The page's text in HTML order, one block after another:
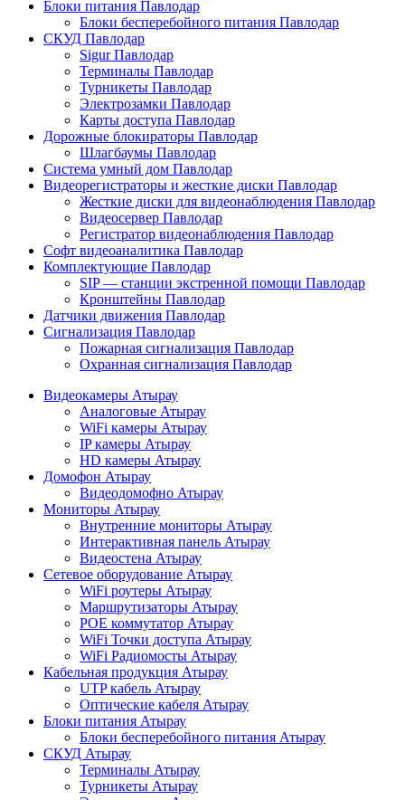
Блоки питания Павлодар
Блоки бесперебойного питания Павлодар
СКУД Павлодар
Sigur Павлодар
Терминалы Павлодар
Турникеты Павлодар
Электрозамки Павлодар
Карты доступа Павлодар
Дорожные блокираторы Павлодар
Шлагбаумы Павлодар
Система умный дом Павлодар
Видеорегистраторы и жесткие диски Павлодар
Жесткие диски для видеонаблюдения Павлодар
Видеосервер Павлодар
Регистратор видеонаблюдения Павлодар
Софт видеоаналитика Павлодар
Комплектующие Павлодар
SIP — станции экстренной помощи Павлодар
Кронштейны Павлодар
Датчики движения Павлодар
Сигнализация Павлодар
Пожарная сигнализация Павлодар
Охранная сигнализация Павлодар
Видеокамеры Атырау
Аналоговые Атырау
WiFi камеры Атырау
IP камеры Атырау
HD камеры Атырау
Домофон Атырау
Видеодомофно Атырау
Мониторы Атырау
Внутренние мониторы Атырау
Интерактивная панель Атырау
Видеостена Атырау
Сетевое оборудование Атырау
WiFi роутеры Атырау
Маршрутизаторы Атырау
POE коммутатор Атырау
WiFi Точки доступа Атырау
WiFi Радиомосты Атырау
Кабельная продукция Атырау
UTP кабель Атырау
Оптические кабеля Атырау
Блоки питания Атырау
Блоки бесперебойного питания Атырау
СКУД Атырау
Терминалы Атырау
Турникеты Атырау